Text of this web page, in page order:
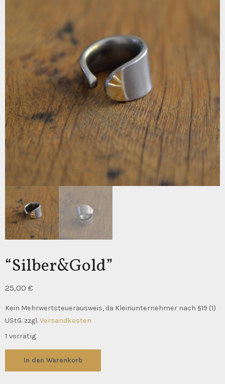
“Silber&Gold”
25,00 €
Kein Mehrwertsteuerausweis, da Kleinunternehmer nach §19 (1)
UStG. zzgl.Versandkosten
1 vorrätig
"Silber&Gold"
Menge
In den Warenkorb